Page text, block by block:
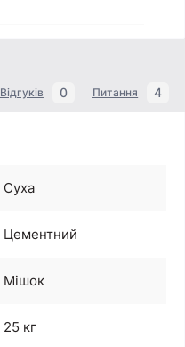
Відгуків 0 Питання 4
Суха
Цементний
Мішок
25 кг